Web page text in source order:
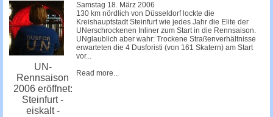
UN-
Rennsaison
2006 eröffnet:
Steinfurt -
eiskalt -
Samstag 18. März 2006
130 km nördlich von Düsseldorf lockte die
Kreishauptstadt Steinfurt wie jedes Jahr die Elite der
UNerschrockenen Inliner zum Start in die Rennsaison.
UNglaublich aber wahr: Trockene Straßenverhältnisse
erwarteten die 4 Dusforisti (von 161 Skatern) am Start
vor...
Read more...